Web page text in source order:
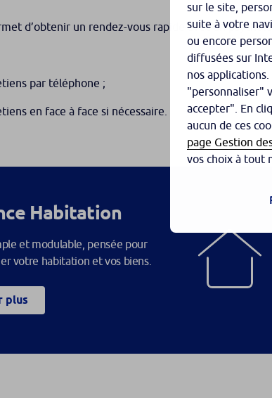
d’obtenir un rendez-vous rapide avec un
par téléphone ;
en face à face si nécessaire.
Habitation
et modulable, pensée pour
votre habitation et vos biens.
plus
sur le site,
suite à votre
ou encore
diffusées sur
nos
"personnaliser"
accepter". En
aucun de ces
page Gestion
vos choix à tout